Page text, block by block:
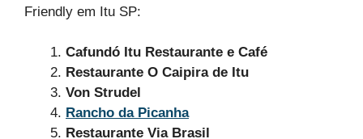
Friendly em Itu SP:
Cafundó Itu Restaurante e Café
Restaurante O Caipira de Itu
Von Strudel
Rancho da Picanha
Restaurante Via Brasil